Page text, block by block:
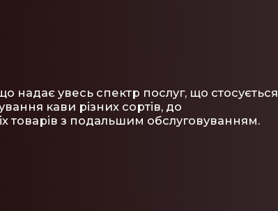
надає увесь спектр послуг, що стосується
кави різних сортів, до
товарів з подальшим обслуговуванням.